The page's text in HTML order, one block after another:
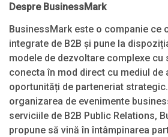
Despre BusinessMark
BusinessMark este o companie ce
integrate de B2B și pune la
modele de dezvoltare complexe cu
conecta în mod direct cu mediul de
oportunități de parteneriat
organizarea de evenimente
serviciile de B2B Public Relations,
propune să vină în întâmpinarea